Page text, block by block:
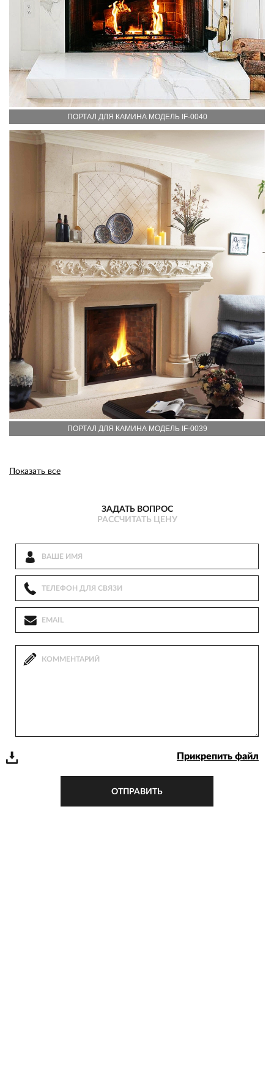
ПОРТАЛ ДЛЯ КАМИНА МОДЕЛЬ IF-0040
ПОРТАЛ ДЛЯ КАМИНА МОДЕЛЬ IF-0039
Показать все
ЗАДАТЬ ВОПРОС
РАССЧИТАТЬ ЦЕНУ
Прикрепить файл
ОТПРАВИТЬ